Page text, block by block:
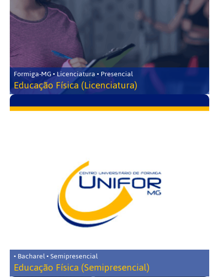
Formiga-MG • Licenciatura • Presencial
Educação Física (Licenciatura)
• Bacharel • Semipresencial
Educação Física (Semipresencial)